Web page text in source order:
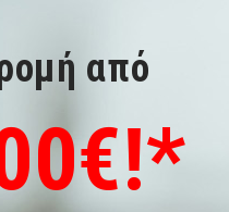
από
€!*